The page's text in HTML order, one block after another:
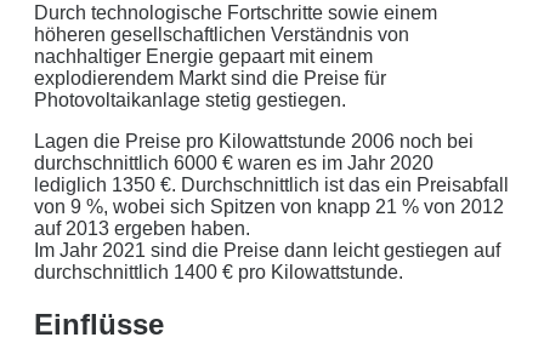
Hinweis:Dies ist eine Beispielrechnung
Dies ist eine beispielhafte Rechnung mit folgender
Annahme:
0kWh Verbrauch
aktuellen Strompreis von0 Euro
Photovoltaikanlage mit
0
kWp Leistung
Stromspeicher mit einer Kapazität von
Durch technologische Fortschritte sowie einem
höheren gesellschaftlichen Verständnis von
nachhaltiger Energie gepaart mit einem
explodierendem Markt sind die Preise für
Photovoltaikanlage stetig gestiegen.
Lagen die Preise pro Kilowattstunde 2006 noch bei
durchschnittlich 6000 € waren es im Jahr 2020
lediglich 1350 €. Durchschnittlich ist das ein Preisabfall
von 9 %, wobei sich Spitzen von knapp 21 % von 2012
auf 2013 ergeben haben.
Im Jahr 2021 sind die Preise dann leicht gestiegen auf
durchschnittlich 1400 € pro Kilowattstunde.
Einflüsse